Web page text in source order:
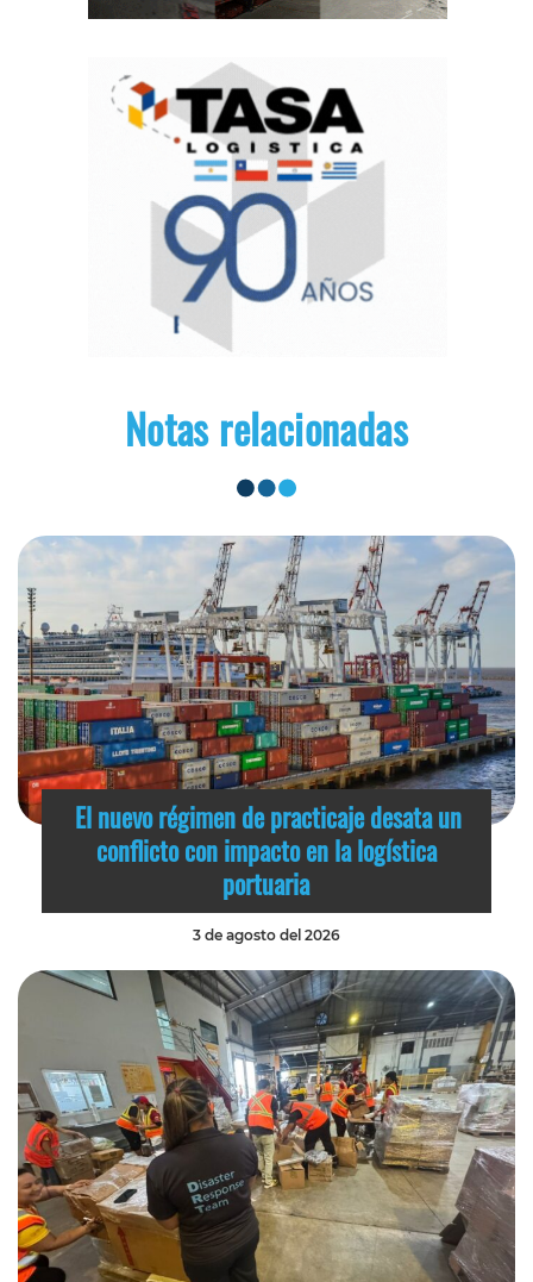
Notas relacionadas
El nuevo régimen de practicaje desata un
conflicto con impacto en la logística
portuaria
3 de agosto del 2026